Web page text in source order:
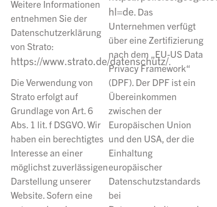
Weitere Informationen
entnehmen Sie der
Datenschutzerklärung
von Strato:
https://www.strato.de/datenschutz/.
Die Verwendung von
Strato erfolgt auf
Grundlage von Art. 6
Abs. 1 lit. f DSGVO. Wir
haben ein berechtigtes
Interesse an einer
möglichst zuverlässigen
Darstellung unserer
Website. Sofern eine
hl=de. Das
Unternehmen verfügt
über eine Zertifizierung
nach dem „EU-US Data
Privacy Framework“
(DPF). Der DPF ist ein
Übereinkommen
zwischen der
Europäischen Union
und den USA, der die
Einhaltung
europäischer
Datenschutzstandards
bei